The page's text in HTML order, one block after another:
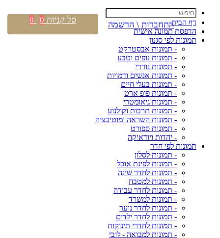
דף הבית
הדפסת תמונה אישית
תמונות לפי סגנון
- תמונות אבסטרקט
- תמונות נופים וטבע
- תמונות נורדי
- תמונות אנשים ודמויות
- תמונות בעלי חיים
- תמונות פופ ארט
- תמונות גיאומטרי
- תמונות תרבות וקולנוע
- תמונות השראה ומוטיבציה
- תמונות ספורט
- יהדות ויודאיקה
תמונות לפי חדר
- תמונות לסלון
- תמונות לפינת אוכל
- תמונות לחדר שינה
- תמונות למטבח
- תמונות לחדר עבודה
- תמונות למשרד
- תמונות לחדר נוער
- תמונות לחדר ילדים
- תמונות לחדרי תינוקות
- תמונות למבואה - לובי
התחברות \ הרשמה סל קניות 0
0